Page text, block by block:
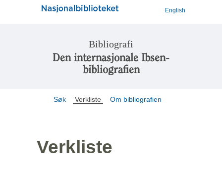
English
Bibliografi
Den internasjonale Ibsen-
bibliografien
Søk Verkliste Om bibliografien
Verkliste